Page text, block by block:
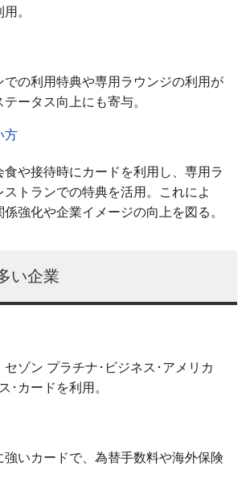
。
での利用特典や専用ラウンジの利用が
ータス向上にも寄与。
方
食や接待時にカードを利用し、専用ラ
ストランでの特典を活用。これによ
係強化や企業イメージの向上を図る。
い企業
セゾン プラチナ･ビジネス･アメリカ
･カードを利用。
強いカードで、為替手数料や海外保険